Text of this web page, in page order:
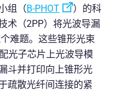
组（B-PHOT
）的科
术（2PP）将光波导漏
难题。这些锥形光束
光子芯片上光波导模
斗并打印向上锥形光
疏散光纤间连接的紧